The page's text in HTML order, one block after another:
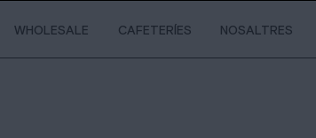
WHOLESALE CAFETERÍES NOSALTRES